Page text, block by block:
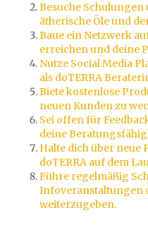
Besuche
ätherische Öle und
Baue ein Netzwerk
erreichen und deine
Nutze Social Media
als doTERRA
Biete kostenlose
neuen Kunden zu
Sei offen für
deine
Halte dich über neue
doTERRA auf dem
Führe regelmäßig
Infoveranstaltungen
weiterzugeben.